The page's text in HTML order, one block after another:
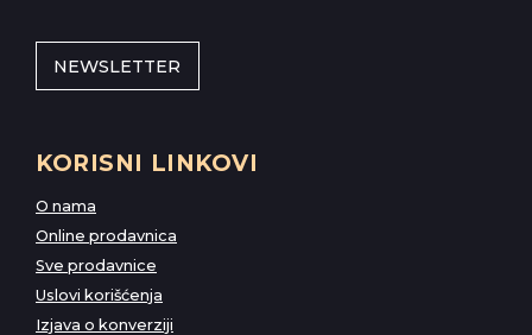
NEWSLETTER
KORISNI LINKOVI
O nama
Online prodavnica
Sve prodavnice
Uslovi korišćenja
Izjava o konverziji